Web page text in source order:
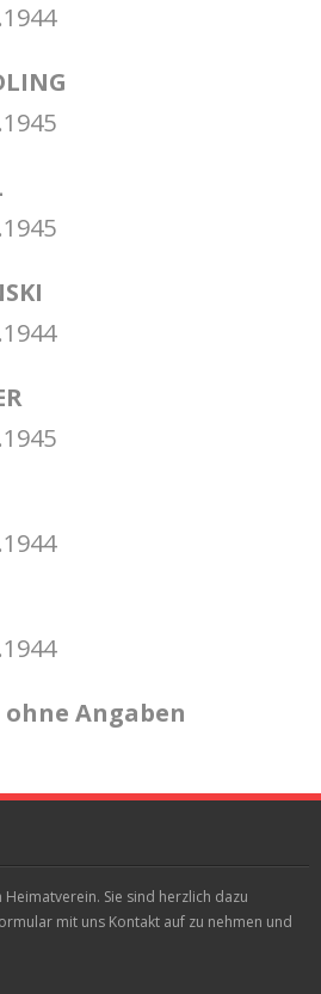
Angaben
Sie sind herzlich dazu
mit uns Kontakt auf zu nehmen und